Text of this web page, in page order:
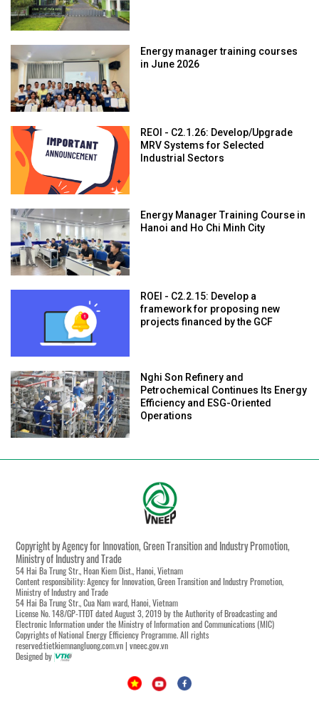
Energy manager training courses
in June 2026
REOI - C2.1.26: Develop/Upgrade
MRV Systems for Selected
Industrial Sectors
Energy Manager Training Course in
Hanoi and Ho Chi Minh City
ROEI - C2.2.15: Develop a
framework for proposing new
projects financed by the GCF
Nghi Son Refinery and
Petrochemical Continues Its Energy
Efficiency and ESG-Oriented
Operations
Copyright by Agency for Innovation, Green Transition and Industry Promotion,
Ministry of Industry and Trade
54 Hai Ba Trung Str., Hoan Kiem Dist., Hanoi, Vietnam
Content responsibility: Agency for Innovation, Green Transition and Industry Promotion,
Ministry of Industry and Trade
54 Hai Ba Trung Str., Cua Nam ward, Hanoi, Vietnam
License No. 148/GP-TTĐT dated August 3, 2019 by the Authority of Broadcasting and
Electronic Information under the Ministry of Information and Communications (MIC)
Copyrights of National Energy Efficiency Programme. All rights
reserved:tietkiemnangluong.com.vn | vneec.gov.vn
Designed by